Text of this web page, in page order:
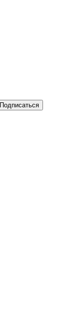
Подписаться